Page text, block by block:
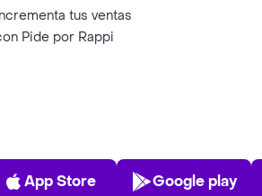
tus ventas
Pide por Rappi
App Store
App Store
Play Store
Google play